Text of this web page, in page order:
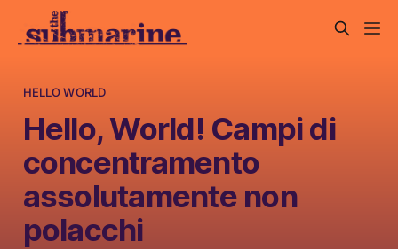
HELLO WORLD
Hello, World! Campi di
concentramento
assolutamente non
polacchi